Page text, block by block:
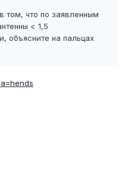
что по заявленным
< 1,5
объясните на пальцах